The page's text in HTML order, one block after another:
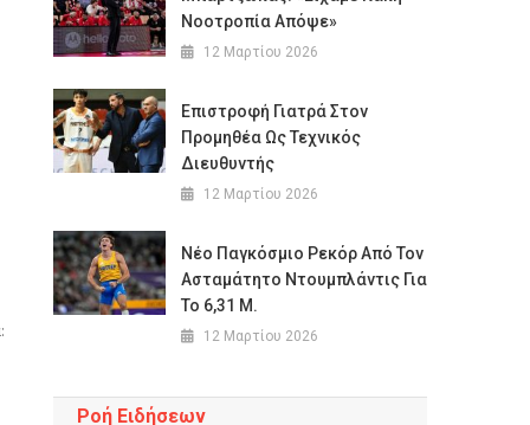
Νοοτροπία Απόψε»
12 Μαρτίου 2026
Επιστροφή Γιατρά Στον
Προμηθέα Ως Τεχνικός
Διευθυντής
12 Μαρτίου 2026
Νέο Παγκόσμιο Ρεκόρ Από Τον
Ασταμάτητο Ντουμπλάντις Για
Το 6,31 Μ.
12 Μαρτίου 2026
Ροή Ειδήσεων